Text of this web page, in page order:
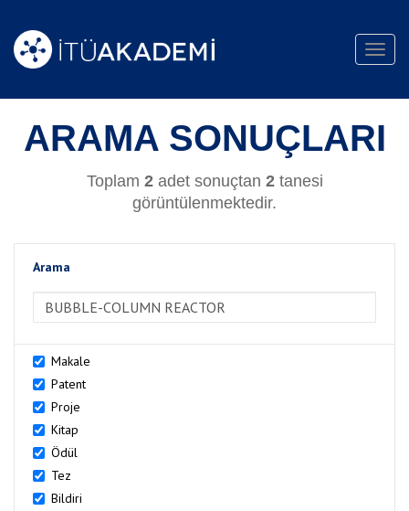
ARAMA SONUÇLARI
Toplam 2adet sonuçtan 2tanesi
görüntülenmektedir.
Arama
>Arama
Makale
Patent
Proje
Kitap
Ödül
Tez
Bildiri